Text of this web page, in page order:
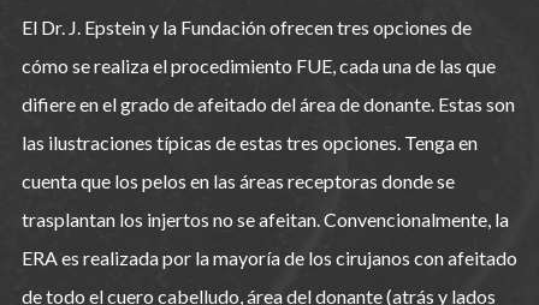
El Dr. J. Epstein y la Fundación ofrecen tres opciones de
cómo se realiza el procedimiento FUE, cada una de las que
difiere en el grado de afeitado del área de donante. Estas son
las ilustraciones típicas de estas tres opciones. Tenga en
cuenta que los pelos en las áreas receptoras donde se
trasplantan los injertos no se afeitan. Convencionalmente, la
ERA es realizada por la mayoría de los cirujanos con afeitado
de todo el cuero cabelludo, área del donante (atrás y lados